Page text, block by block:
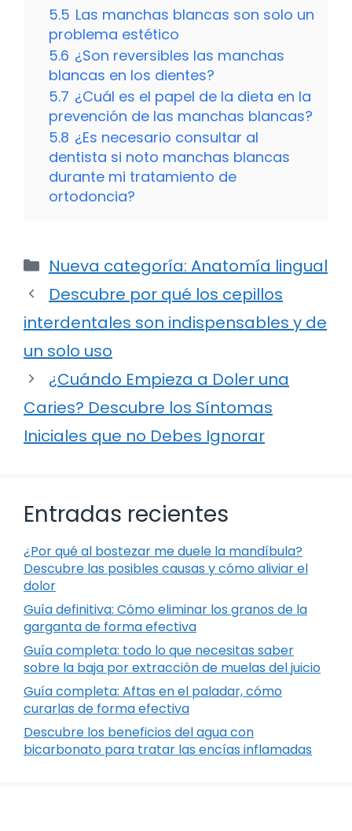
5.5 Las manchas blancas son solo un
problema estético
5.6 ¿Son reversibles las manchas
blancas en los dientes?
5.7 ¿Cuál es el papel de la dieta en la
prevención de las manchas blancas?
5.8 ¿Es necesario consultar al
dentista si noto manchas blancas
durante mi tratamiento de
ortodoncia?
Categorías
Nueva categoría: Anatomía lingual
Descubre por qué los cepillos
interdentales son indispensables y de
un solo uso
¿Cuándo Empieza a Doler una
Caries? Descubre los Síntomas
Iniciales que no Debes Ignorar
Entradas recientes
¿Por qué al bostezar me duele la mandíbula?
Descubre las posibles causas y cómo aliviar el
dolor
Guía definitiva: Cómo eliminar los granos de la
garganta de forma efectiva
Guía completa: todo lo que necesitas saber
sobre la baja por extracción de muelas del juicio
Guía completa: Aftas en el paladar, cómo
curarlas de forma efectiva
Descubre los beneficios del agua con
bicarbonato para tratar las encías inflamadas